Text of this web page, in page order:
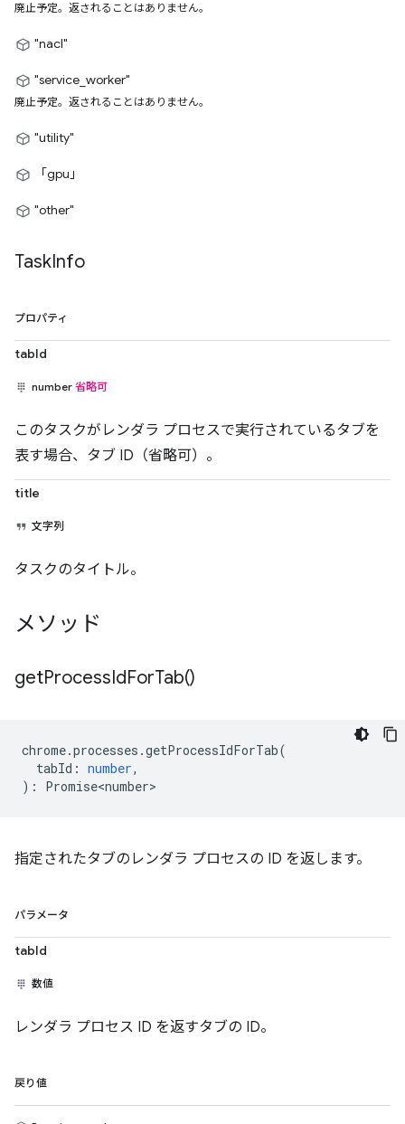
廃止予定。返されることはありません。
"nacl"
"service_worker"
廃止予定。返されることはありません。
"utility"
「gpu」
"other"
TaskInfo
プロパティ
tabId
number 省略可
このタスクがレンダラ プロセスで実行されているタブを
表す場合、タブ ID（省略可）。
title
文字列
タスクのタイトル。
メソッド
getProcessIdForTab()
chrome.processes .getProcessIdForTab(
tabId : number,
) : Promise<number>
指定されたタブのレンダラ プロセスの ID を返します。
パラメータ
tabId
数値
レンダラ プロセス ID を返すタブの ID。
戻り値